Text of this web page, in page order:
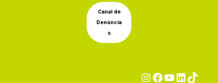
Canal de
Denúncia
s
Instagram
Facebook